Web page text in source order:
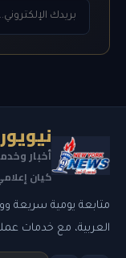
أخبار
كيان إعلامي
متابعة يومية سريعة
العربية، مع خدمات